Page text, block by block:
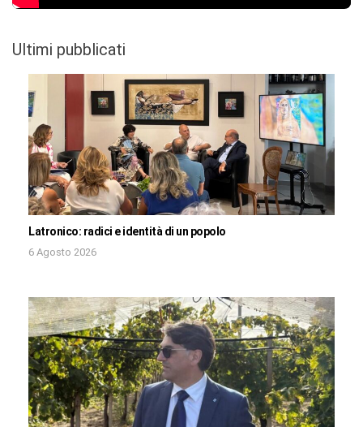
Ultimi pubblicati
Latronico: radici e identità di un popolo
6 Agosto 2026